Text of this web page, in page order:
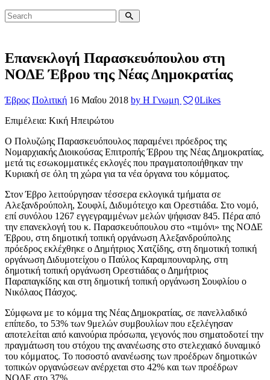
Επανεκλογή Παρασκευόπουλου στη
ΝΟΔΕ Έβρου της Νέας Δημοκρατίας
Έβρος Πολιτική 16 Μαΐου 2018 by Η Γνωμη 0Likes
Επιμέλεια: Κική Ηπειρώτου
Ο Πολυζώης Παρασκευόπουλος παραμένει πρόεδρος της
Νομαρχιακής Διοικούσας Επιτροπής Έβρου της Νέας Δημοκρατίας,
μετά τις εσωκομματικές εκλογές που πραγματοποιήθηκαν την
Κυριακή σε όλη τη χώρα για τα νέα όργανα του κόμματος.
Στον Έβρο λειτούργησαν τέσσερα εκλογικά τμήματα σε
Αλεξανδρούπολη, Σουφλί, Διδυμότειχο και Ορεστιάδα. Στο νομό,
επί συνόλου 1267 εγγεγραμμένων μελών ψήφισαν 845. Πέρα από
την επανεκλογή του κ. Παρασκευόπουλου στο «τιμόνι» της ΝΟΔΕ
Έβρου, στη δημοτική τοπική οργάνωση Αλεξανδρούπολης
πρόεδρος εκλέχθηκε ο Δημήτριος Χατζίδης, στη δημοτική τοπική
οργάνωση Διδυμοτείχου ο Παύλος Καραμπουναρλης, στη
δημοτική τοπική οργάνωση Ορεστιάδας ο Δημήτριος
Παραπαγκίδης και στη δημοτική τοπική οργάνωση Σουφλίου ο
Νικόλαος Πάσχος.
Σύμφωνα με το κόμμα της Νέας Δημοκρατίας, σε πανελλαδικό
επίπεδο, το 53% των 9μελών συμβουλίων που εξελέγησαν
αποτελείται από καινούρια πρόσωπα, γεγονός που σηματοδοτεί την
πραγμάτωση του στόχου της ανανέωσης στο στελεχιακό δυναμικό
του κόμματος. Το ποσοστό ανανέωσης των προέδρων δημοτικών
τοπικών οργανώσεων ανέρχεται στο 42% και των προέδρων
ΝΟΔΕ στο 37%.